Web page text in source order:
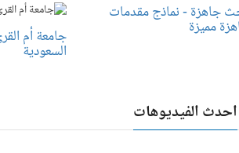
جاهزة - نماذج مقدمات
مميزة جامعة أم
السعودية
احدث الفيديوهات